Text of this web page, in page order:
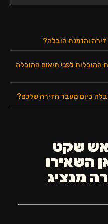
והזמנת הובלה?
ההובלות לפני תיאום ההובלה
ביום מעבר הדירה שלכם?
שקט
השאירו
מנציג